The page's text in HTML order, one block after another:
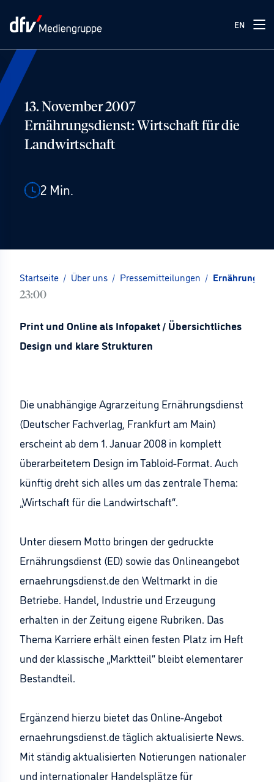
EN
13. November 2007
Ernährungsdienst: Wirtschaft für die
Landwirtschaft
2 Min.
Startseite / Über uns / Pressemitteilungen /
23:00
Print und Online als Infopaket / Übersichtliches
Design und klare Strukturen
Die unabhängige Agrarzeitung Ernährungsdienst
(Deutscher Fachverlag, Frankfurt am Main)
erscheint ab dem 1. Januar 2008 in komplett
überarbeitetem Design im Tabloid-Format. Auch
künftig dreht sich alles um das zentrale Thema:
„Wirtschaft für die Landwirtschaft“.
Unter diesem Motto bringen der gedruckte
Ernährungsdienst (ED) sowie das Onlineangebot
ernaehrungsdienst.de den Weltmarkt in die
Betriebe. Handel, Industrie und Erzeugung
erhalten in der Zeitung eigene Rubriken. Das
Thema Karriere erhält einen festen Platz im Heft
und der klassische „Marktteil“ bleibt elementarer
Bestandteil.
Ergänzend hierzu bietet das Online-Angebot
ernaehrungsdienst.de täglich aktualisierte News.
Mit ständig aktualisierten Notierungen nationaler
und internationaler Handelsplätze für